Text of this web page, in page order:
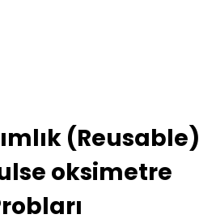
(Reusable)
oksimetre